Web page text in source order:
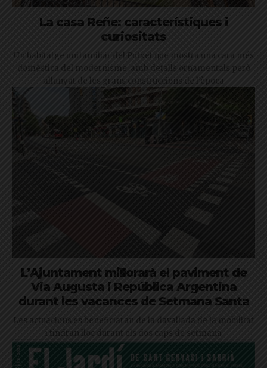
La casa Reñe: característiques i
curiositats
Un habitatge unifamiliar del Putxet que mostra una cara més
domèstica del modernisme, amb detalls ornamentals però
allunyat de les grans construccions de l’època
L’Ajuntament millorarà el paviment de
Via Augusta i República Argentina
durant les vacances de Setmana Santa
Les actuacions es beneficiaran de la davallada de la mobilitat
i tindran lloc durant els dos caps de setmana